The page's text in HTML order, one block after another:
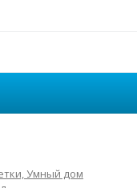
Умный дом